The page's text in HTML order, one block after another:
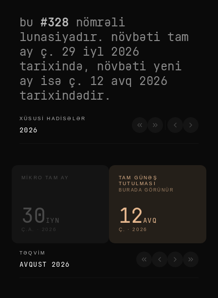
bu#328 nömrəli
lunasiyadır. növbəti tam
ay ç. 29 iyl 2026
tarixində, növbəti yeni
ay isə ç. 12 avq 2026
tarixindədir.
xüsusi hadisələr
XÜSUSI HADISƏLƏR
2026
MIKRO TAM AY
30 IYN
Ç.A. · 2026
TAM GÜNƏŞ
TUTULMASI
BURADA GÖRÜNÜR
12AVQ
Ç. · 2026
təqvim
TƏQVIM
AVQUST 2026